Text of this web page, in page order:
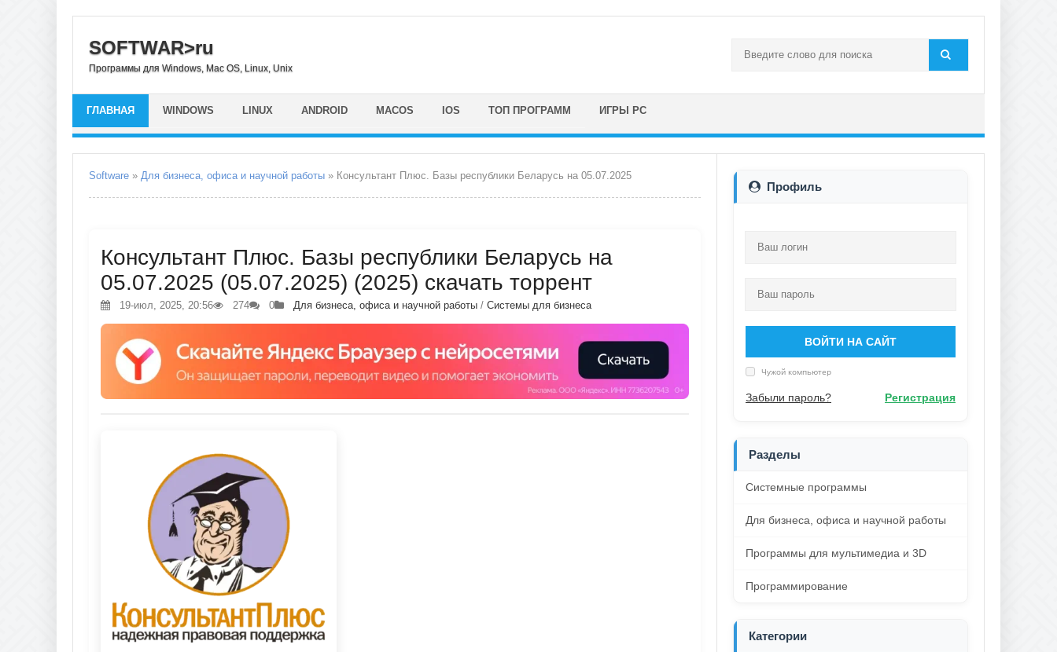
SOFTWAR>ru
Программы для Windows, Mac OS, Linux, Unix
ГЛАВНАЯ WINDOWS LINUX ANDROID MACOS IOS ТОП ПРОГРАММ ИГРЫ PC
Software » Для бизнеса, офиса и научной работы » Консультант Плюс. Базы республики Беларусь на 05.07.2025
Консультант Плюс. Базы республики Беларусь на
05.07.2025 (05.07.2025) (2025) скачать торрент
19-июл, 2025, 20:56 274 0 Для бизнеса, офиса и научной работы / Системы для бизнеса
Профиль
ВОЙТИ НА САЙТ
Чужой компьютер
Забыли пароль? Регистрация
Разделы
Системные программы
Для бизнеса, офиса и научной работы
Программы для мультимедиа и 3D
Программирование
Категории